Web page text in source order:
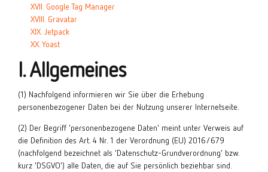
XVII. Google Tag Manager
XVIII. Gravatar
XIX. Jetpack
XX. Yoast
I. Allgemeines
(1) Nachfolgend informieren wir Sie über die Erhebung
personenbezogener Daten bei der Nutzung unserer Internetseite.
(2) Der Begriff 'personenbezogene Daten' meint unter Verweis auf
die Definition des Art. 4 Nr. 1 der Verordnung (EU) 2016/679
(nachfolgend bezeichnet als 'Datenschutz-Grundverordnung' bzw.
kurz 'DSGVO') alle Daten, die auf Sie persönlich beziehbar sind.